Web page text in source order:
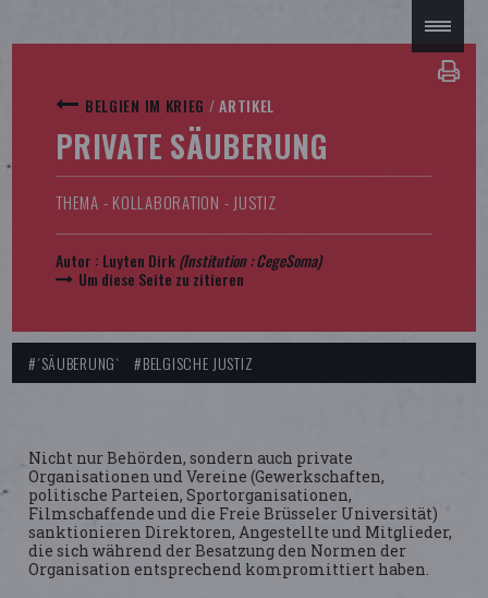
BELGIEN IM KRIEG /ARTIKEL
PRIVATE SÄUBERUNG
THEMA - KOLLABORATION - JUSTIZ
Autor : Luyten Dirk(Institution :CegeSoma)
Um diese Seite zu zitieren
#´SÄUBERUNG` #BELGISCHE JUSTIZ
Nicht nur Behörden, sondern auch private
Organisationen und Vereine (Gewerkschaften,
politische Parteien, Sportorganisationen,
Filmschaffende und die Freie Brüsseler Universität)
sanktionieren Direktoren, Angestellte und Mitglieder,
die sich während der Besatzung den Normen der
Organisation entsprechend kompromittiert haben.